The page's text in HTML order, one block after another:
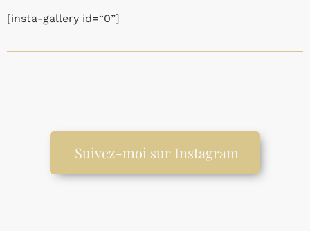
[insta-gallery id=“0”]
Suivez-moi sur Instagram